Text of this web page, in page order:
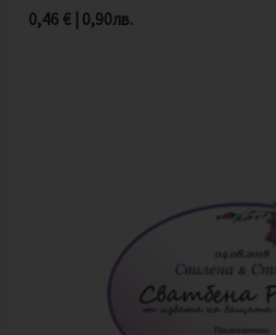
0,46 € 0,90лв.